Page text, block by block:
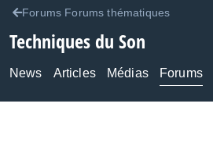
Forums Forums thématiques
Techniques du Son
News Articles Médias Forums